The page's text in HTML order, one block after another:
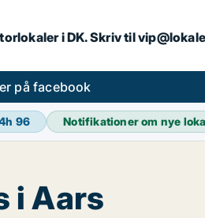
i DK. Skriv til
på facebook
96 Notifikationer om nye
i Aars